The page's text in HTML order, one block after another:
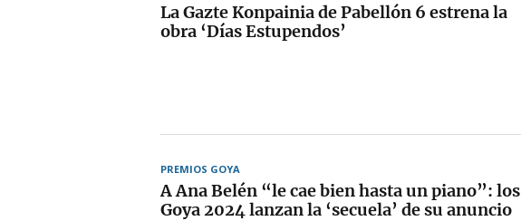
La Gazte Konpainia de Pabellón 6 estrena la
obra ‘Días Estupendos’
PREMIOS GOYA
A Ana Belén “le cae bien hasta un piano”: los
Goya 2024 lanzan la ‘secuela’ de su anuncio